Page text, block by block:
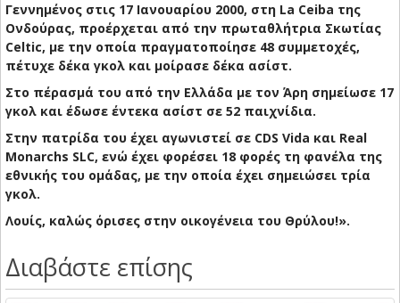
Γεννημένος στις 17 Ιανουαρίου 2000, στη La Ceiba της
Ονδούρας, προέρχεται από την πρωταθλήτρια Σκωτίας
Celtic, με την οποία πραγματοποίησε 48 συμμετοχές,
πέτυχε δέκα γκολ και μοίρασε δέκα ασίστ.
Στο πέρασμά του από την Ελλάδα με τον Άρη σημείωσε 17
γκολ και έδωσε έντεκα ασίστ σε 52 παιχνίδια.
Στην πατρίδα του έχει αγωνιστεί σε CDS Vida και Real
Monarchs SLC, ενώ έχει φορέσει 18 φορές τη φανέλα της
εθνικής του ομάδας, με την οποία έχει σημειώσει τρία
γκολ.
Λουίς, καλώς όρισες στην οικογένεια του Θρύλου!».
Διαβάστε επίσης